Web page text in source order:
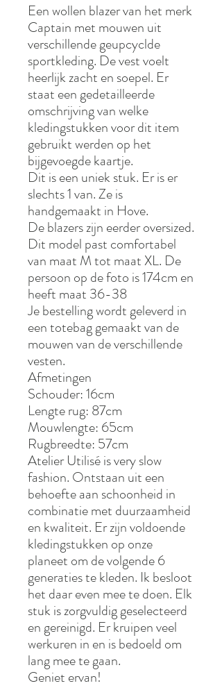
Een wollen blazer van het merk
Captain met mouwen uit
verschillende geupcyclde
sportkleding. De vest voelt
heerlijk zacht en soepel. Er
staat een gedetailleerde
omschrijving van welke
kledingstukken voor dit item
gebruikt werden op het
bijgevoegde kaartje.
Dit is een uniek stuk. Er is er
slechts 1 van. Ze is
handgemaakt in Hove.
De blazers zijn eerder oversized.
Dit model past comfortabel
van maat M tot maat XL. De
persoon op de foto is 174cm en
heeft maat 36-38
Je bestelling wordt geleverd in
een totebag gemaakt van de
mouwen van de verschillende
vesten.
Afmetingen
Schouder: 16cm
Lengte rug: 87cm
Mouwlengte: 65cm
Rugbreedte: 57cm
Atelier Utilisé is very slow
fashion. Ontstaan uit een
behoefte aan schoonheid in
combinatie met duurzaamheid
en kwaliteit. Er zijn voldoende
kledingstukken op onze
planeet om de volgende 6
generaties te kleden. Ik besloot
het daar even mee te doen. Elk
stuk is zorgvuldig geselecteerd
en gereinigd. Er kruipen veel
werkuren in en is bedoeld om
lang mee te gaan.
Geniet ervan!